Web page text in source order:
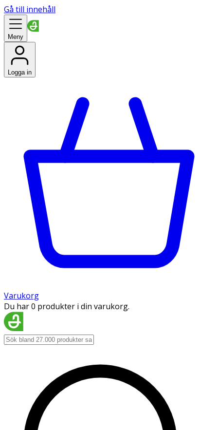
Gå till innehåll
Meny
Logga in
Varukorg
Du har 0 produkter i din varukorg.